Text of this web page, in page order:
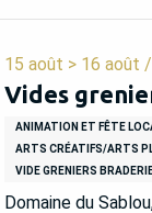
15 août > 16 août
Vides
ANIMATION ET FÊTE
ARTS CRÉATIFS/ARTS
VIDE GRENIERS
Domaine du